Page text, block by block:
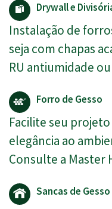
Drywall e
Instalação de
seja com chapas
RU antiumidade
Forro de Gesso
Facilite seu
elegância ao
Consulte a Master
Sancas de Gesso